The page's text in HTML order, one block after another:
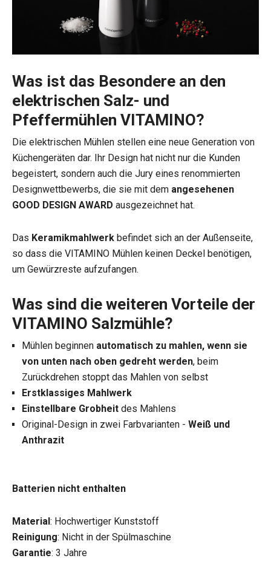
Was ist das Besondere an den
elektrischen Salz- und
Pfeffermühlen VITAMINO?
Die elektrischen Mühlen stellen eine neue Generation von
Küchengeräten dar. Ihr Design hat nicht nur die Kunden
begeistert, sondern auch die Jury eines renommierten
Designwettbewerbs, die sie mit dem angesehenen
GOOD DESIGN AWARD ausgezeichnet hat.
Das Keramikmahlwerk befindet sich an der Außenseite,
so dass die VITAMINO Mühlen keinen Deckel benötigen,
um Gewürzreste aufzufangen.
Was sind die weiteren Vorteile der
VITAMINO Salzmühle?
Mühlen beginnen automatisch zu mahlen, wenn sie
von unten nach oben gedreht werden, beim
Zurückdrehen stoppt das Mahlen von selbst
Erstklassiges Mahlwerk
Einstellbare Grobheit des Mahlens
Original-Design in zwei Farbvarianten - Weiß und
Anthrazit
Batterien nicht enthalten
Material: Hochwertiger Kunststoff
Reinigung: Nicht in der Spülmaschine
Garantie: 3 Jahre